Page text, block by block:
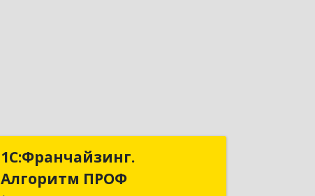
1С:Франчайзинг.
Алгоритм ПРОФ
1С:Франчайзинг.
Алгоритм ПРОФ